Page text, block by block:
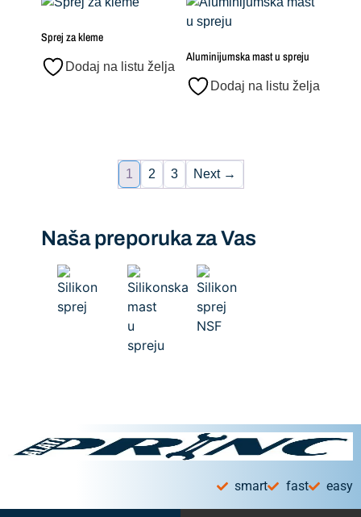
Sprej za kleme
Dodaj na listu želja
Aluminijumska mast u spreju
Dodaj na listu želja
1 2 3 Next →
Naša preporuka za Vas
smart fast easy